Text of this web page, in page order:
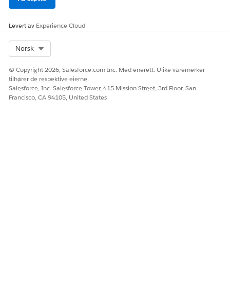
Levert av Experience Cloud
Norsk
© Copyright 2026, Salesforce.com Inc. Med enerett. Ulike varemerker
tilhører de respektive eierne.
Salesforce, Inc. Salesforce Tower, 415 Mission Street, 3rd Floor, San
Francisco, CA 94105, United States